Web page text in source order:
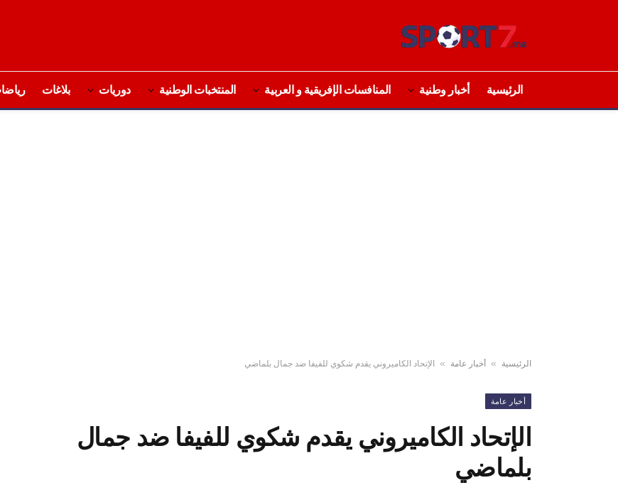
الرئيسية أخبار وطنية المنافسات الإفريقية و العربية المنتخبات الوطنية دوريات بلاغات
الرئيسية » أخبار عامة » الإتحاد الكاميروني يقدم شكوي للفيفا ضد جمال بلماضي
أخبار عامة
الإتحاد الكاميروني يقدم شكوي للفيفا ضد جمال
بلماضي